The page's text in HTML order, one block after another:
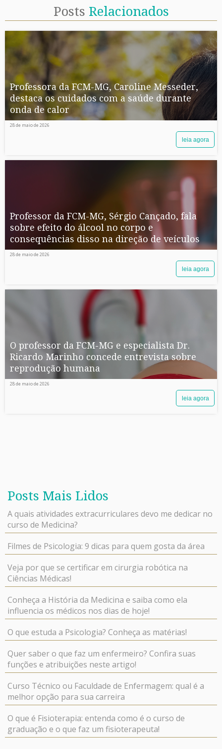
Posts Relacionados
Professora da FCM-MG, Caroline Messeder,
destaca os cuidados com a saúde durante
onda de calor
28 de maio de 2026
leia agora
Professor da FCM-MG, Sérgio Cançado, fala
sobre efeito do álcool no corpo e
consequências disso na direção de veículos
28 de maio de 2026
leia agora
O professor da FCM-MG e especialista Dr.
Ricardo Marinho concede entrevista sobre
reprodução humana
28 de maio de 2026
leia agora
Posts Mais Lidos
A quais atividades extracurriculares devo me dedicar no
curso de Medicina?
Filmes de Psicologia: 9 dicas para quem gosta da área
Veja por que se certificar em cirurgia robótica na
Ciências Médicas!
Conheça a História da Medicina e saiba como ela
influencia os médicos nos dias de hoje!
O que estuda a Psicologia? Conheça as matérias!
Quer saber o que faz um enfermeiro? Confira suas
funções e atribuições neste artigo!
Curso Técnico ou Faculdade de Enfermagem: qual é a
melhor opção para sua carreira
O que é Fisioterapia: entenda como é o curso de
graduação e o que faz um fisioterapeuta!